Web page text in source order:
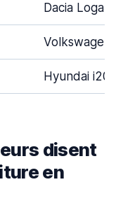
Dacia Logan
Volkswagen
Hyundai i20
disent
en